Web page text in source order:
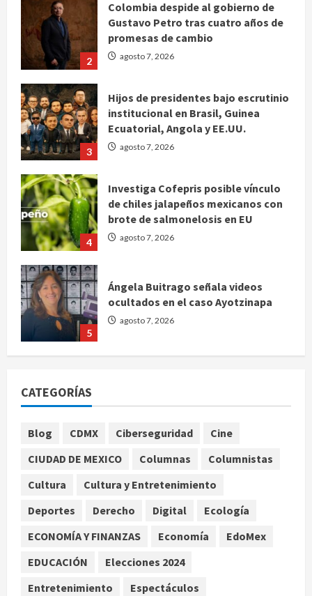
2
Colombia despide al gobierno de
Gustavo Petro tras cuatro años de
promesas de cambio
agosto 7, 2026
3
Hijos de presidentes bajo escrutinio
institucional en Brasil, Guinea
Ecuatorial, Angola y EE.UU.
agosto 7, 2026
4
Investiga Cofepris posible vínculo
de chiles jalapeños mexicanos con
brote de salmonelosis en EU
agosto 7, 2026
5
Ángela Buitrago señala videos
ocultados en el caso Ayotzinapa
agosto 7, 2026
Colombia despide al gobierno de
promesas de cambio
agosto 7, 2026
institucional en Brasil, Guinea
Ecuatorial, Angola y EE.UU.
CATEGORÍAS
Blog CDMX Ciberseguridad
Cine
CIUDAD DE MEXICO
Columnas
Columnistas
Cultura
Cultura y Entretenimiento
Deportes
Derecho Digital
Ecología
ECONOMÍA Y FINANZAS
Economía
EdoMex
EDUCACIÓN
Elecciones 2024
Entretenimiento
Espectáculos